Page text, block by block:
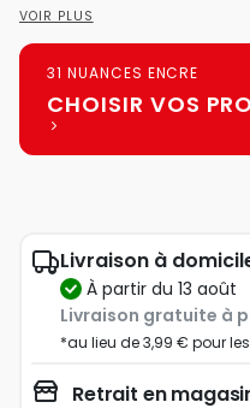
VOIR PLUS
31 NUANCES ENCRE
CHOISIR VOS
Livraison à
à partir du 13 août
Livraison gratuite à
*au lieu de 3,99 € pour
Retrait en